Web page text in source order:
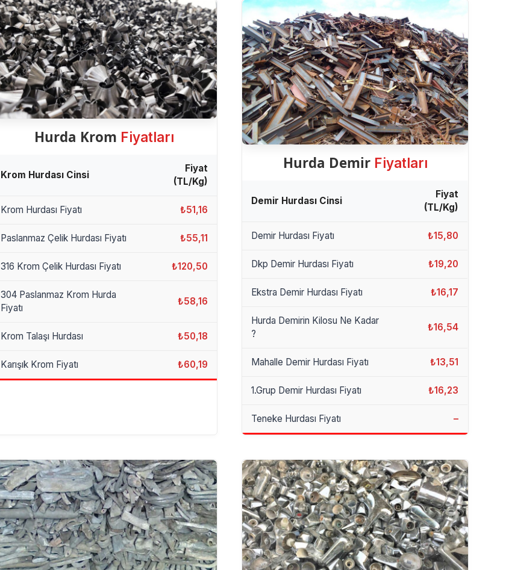
Hurda Krom Fiyatları
Krom Hurdası Cinsi
Fiyat
(TL/Kg)
Krom Hurdası Fiyatı ₺51,16
Paslanmaz Çelik Hurdası Fiyatı ₺55,11
316 Krom Çelik Hurdası Fiyatı ₺120,50
304 Paslanmaz Krom Hurda
Fiyatı
₺58,16
Krom Talaşı Hurdası ₺50,18
Karışık Krom Fiyatı ₺60,19
Hurda Demir Fiyatları
Demir Hurdası Cinsi
Fiyat
(TL/Kg)
Demir Hurdası Fiyatı ₺15,80
Dkp Demir Hurdası Fiyatı ₺19,20
Ekstra Demir Hurdası Fiyatı ₺16,17
Hurda Demirin Kilosu Ne Kadar
?
₺16,54
Mahalle Demir Hurdası Fiyatı ₺13,51
1.Grup Demir Hurdası Fiyatı ₺16,23
Teneke Hurdası Fiyatı –